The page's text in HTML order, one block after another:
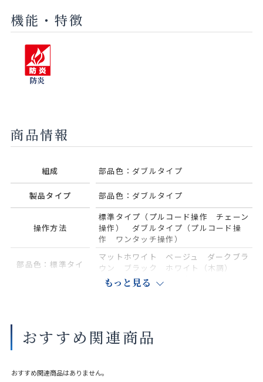
機能・特徴
防炎
商品情報
組成 部品色：ダブルタイプ
製品タイプ 部品色：ダブルタイプ
操作方法
標準タイプ（プルコード操作 チェーン
操作） ダブルタイプ（プルコード操
作 ワンタッチ操作）
部品色：標準タイ
マットホワイト ベージュ ダークブラ
ウン ブラック ホワイト（木調）
ナチュラルブラウン（木調） セピア
（木調）
プ 木調ウェイト
バー〈オプショ
ホワイト（木調） ナチュラルブラウ
ン（木調） セピア（木調）
もっと見る
おすすめ関連商品
おすすめ関連商品はありません。